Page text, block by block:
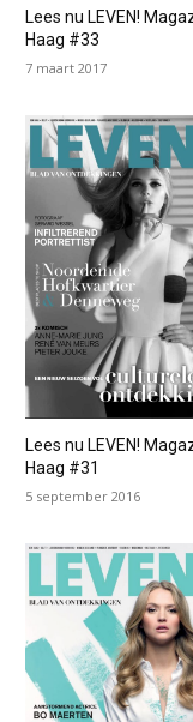
Lees nu LEVEN!
Haag #33
7 maart 2017
Lees nu LEVEN!
Haag #31
5 september 2016